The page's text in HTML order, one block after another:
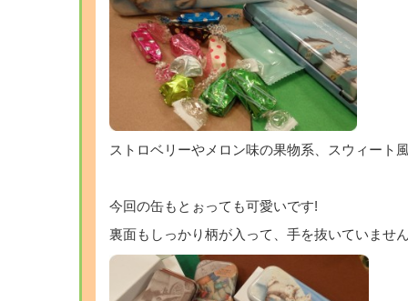
ストロベリーやメロン味の果物系、スウィート
今回の缶もとぉっても可愛いです!
裏面もしっかり柄が入って、手を抜いていませ